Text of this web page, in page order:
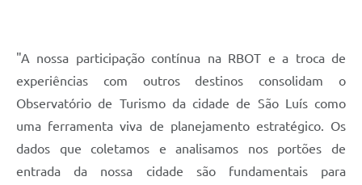
"A nossa participação contínua na RBOT e a troca de
experiências com outros destinos consolidam o
Observatório de Turismo da cidade de São Luís como
uma ferramenta viva de planejamento estratégico. Os
dados que coletamos e analisamos nos portões de
entrada da nossa cidade são fundamentais para